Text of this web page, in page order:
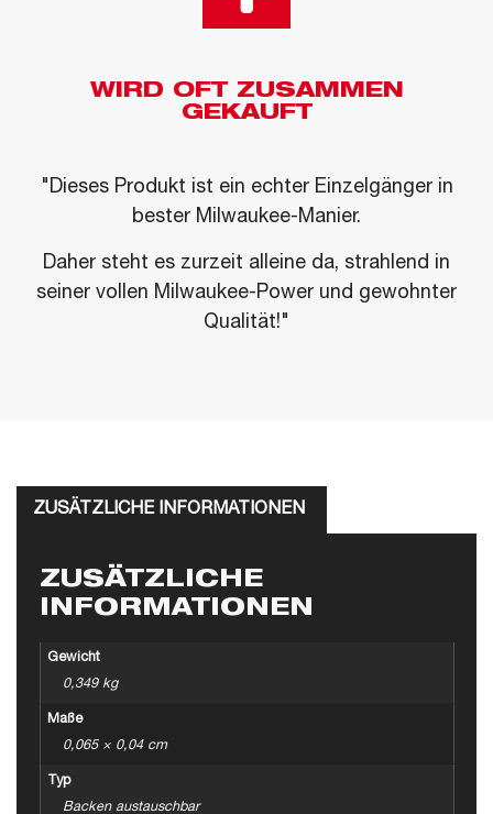
WIRD OFT ZUSAMMEN
GEKAUFT
"Dieses Produkt ist ein echter Einzelgänger in
bester Milwaukee-Manier.
Daher steht es zurzeit alleine da, strahlend in
seiner vollen Milwaukee-Power und gewohnter
Qualität!"
ZUSÄTZLICHE INFORMATIONEN
ZUSÄTZLICHE
INFORMATIONEN
Gewicht
0,349 kg
Maße
0,065 × 0,04 cm
Typ
Backen austauschbar